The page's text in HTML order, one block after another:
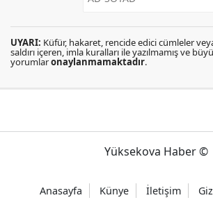
UYARI: Küfür, hakaret, rencide edici cümleler
saldırı içeren, imla kuralları ile yazılmamış ve
yorumlaronaylanmamaktadır.
Yüksekova Haber ©
Anasayfa Künye İletişim